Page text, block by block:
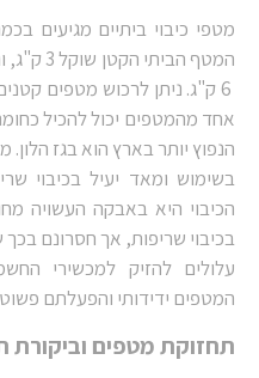
מטפי כיבוי ביתיים מגיעים
המטף
6 ק"ג. ניתן לרכוש מטפים
אחד מהמטפים יכול להכיל כחומר
הנפוץ יותר בארץ הוא בגז הלון.
בשימוש ומאד יעיל בכיבוי
הכיבוי היא באבקה העשויה
בכיבוי שריפות, אך חסרונם
עלולים להזיק למכשירי
המטפים ידידותי והפעלתם
תחזוקת מטפים וביקורת